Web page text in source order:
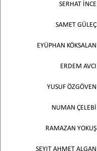
SERHAT İNCE
SAMET GÜLEÇ
EYÜPHAN KÖKSALAN
ERDEM AVCI
YUSUF ÖZGÖVEN
NUMAN ÇELEBİ
RAMAZAN YOKUŞ
SEYIT AHMET ALGAN